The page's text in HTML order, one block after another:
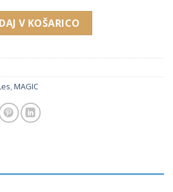
za zapestnico (240 x 60 x 37
V KOŠARICO
MAGIC